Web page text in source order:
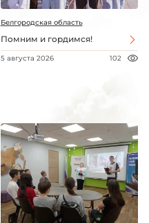
Белгородская область
Помним и гордимся!
5 августа 2026 102